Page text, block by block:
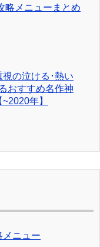
略メニューまとめ
視の泣ける･熱い
おすすめ名作神
年】
メニュー